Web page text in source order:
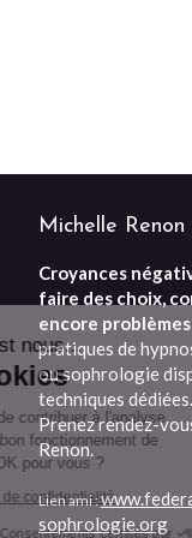
Continuer sans
Bonjour c'est
Les
Notre rôle est de
du trafic et au bon
ce site. C'est OK
Lire la politique de
Michelle Renon
Croyances
faire des choix,
encore
pratiques de
ou sophrologie
techniques dédiées.
Prenez rendez-
Renon.
Lien ami :
sophrologie.org